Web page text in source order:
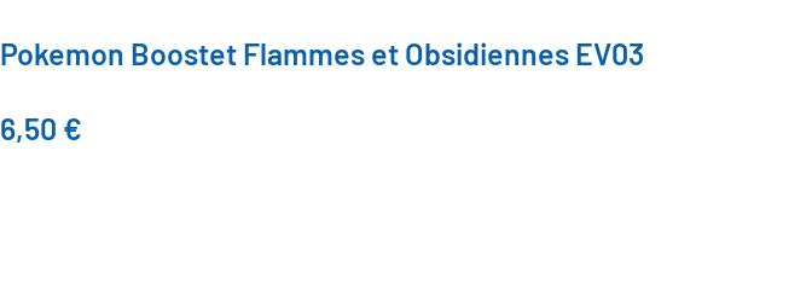
Pokemon Boostet Flammes et Obsidiennes EV03
6,50 €